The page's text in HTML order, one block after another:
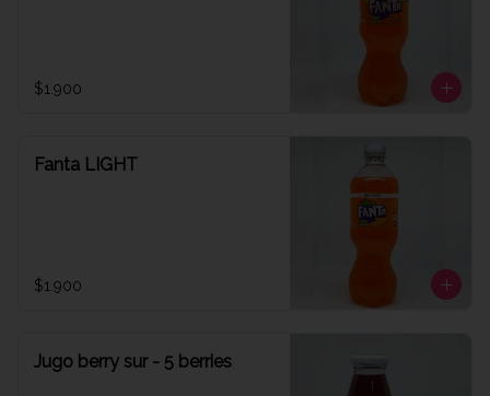
$1.900
Fanta LIGHT
$1.900
Jugo berry sur - 5 berries